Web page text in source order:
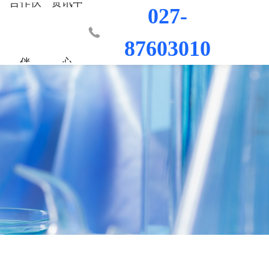
荣誉资质
发展历程
员工风采
部 城市更新事业部
料 混凝土外加剂
防水/防腐涂料
修缮材料
科研平台
桥梁隧道工程
程 水利水电工程
程 机场码头工程
合作伙
伴
资讯中
心
行业新闻
联系我们
027-
87603010